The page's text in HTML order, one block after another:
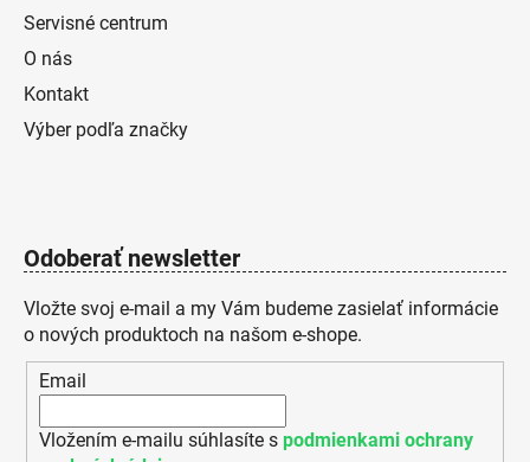
Servisné centrum
O nás
Kontakt
Výber podľa značky
Odoberať newsletter
Vložte svoj e-mail a my Vám budeme zasielať informácie
o nových produktoch na našom e-shope.
Email
Vložením e-mailu súhlasíte s podmienkami ochrany